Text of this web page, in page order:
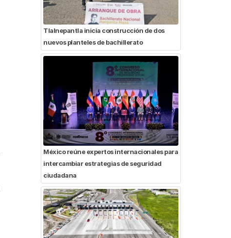
Tlalnepantla inicia construcción de dos
nuevos planteles de bachillerato
México reúne expertos internacionales para
intercambiar estrategias de seguridad
ciudadana